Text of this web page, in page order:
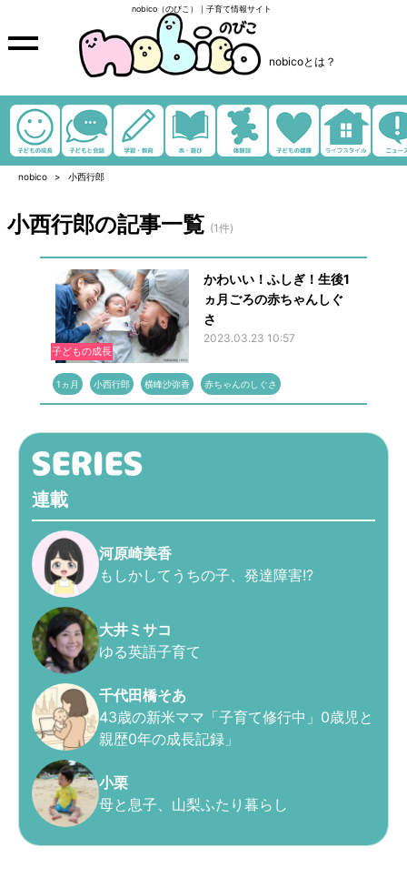
nobico（のびこ）｜子育て情報サイト
nobicoとは？
nobico 小西行郎
小西行郎の記事一覧 (1件)
子どもの成長
かわいい！ふしぎ！生後1
ヵ月ごろの赤ちゃんしぐ
さ
2023.03.23 10:57
1ヵ月 小西行郎 横峰沙弥香 赤ちゃんのしぐさ
連載
河原崎美香
もしかしてうちの子、発達障害!?
大井ミサコ
ゆる英語子育て
千代田橋そあ
43歳の新米ママ「子育て修行中」0歳児と
親歴0年の成長記録」
小栗
母と息子、山梨ふたり暮らし